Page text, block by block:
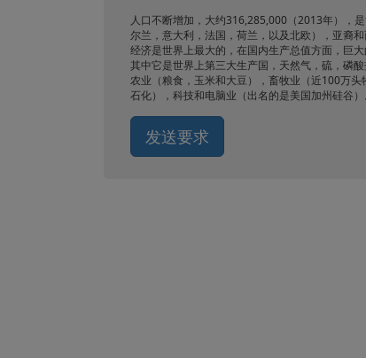
人口不断增加，大约316,285,000（2013年），
尔兰，意大利，法国，荷兰，以及北欧），亚裔
经济是世界上最大的，在国内生产总值方面，巨
其中它是世界上第三大生产国，天然气，硫，磷
农业（粮食，玉米和大豆），畜牧业（近100万
石化），科技和电脑业（出名的是美国加州硅谷）
发送要求